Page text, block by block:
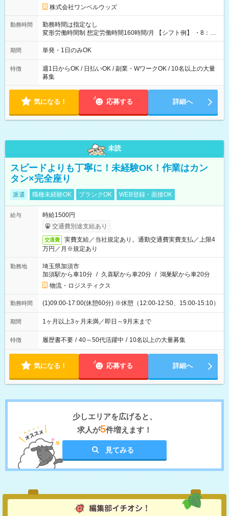
株式会社ワンベルウッズ
勤務時間
勤務時間は指定なし
変形労働時間制 想定労働時間160時間/月 【シフト例】 ・8：00
～21：00
期間 単発・1日のみOK
特徴
週1日からOK / 日払いOK / 副業・WワークOK / 10名以上の大量
募集
気になる！ 応募する 詳細へ
未読
スピードよりも丁寧に！未経験OK！作業はカン
タン×完全座り
派遣 職種未経験OK ブランクOK WEB登録・面接OK
給与
時給1500円
交通費別途支給あり
交通費
実費支給／当社規定あり。通勤交通費実費支払／上限4
万円／月※規定あり
勤務地
埼玉県加須市
加須駅から車10分 / 久喜駅から車20分 / 鴻巣駅から車20分
物流・ロジスティクス
勤務時間 (1)09:00-17:00(休憩60分) ※休憩（12:00-12:50、15:00-15:10）
期間 1ヶ月以上3ヶ月未満／即日～9月末まで
特徴 履歴書不要 / 40～50代活躍中 / 10名以上の大量募集
気になる！ 応募する 詳細へ
少しエリアを広げると、
求人が5件増えます！
見てみる